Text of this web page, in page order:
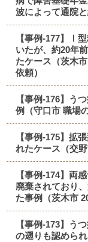
波によって通院と
【事例-177】Ⅰ
いたが、約20年
たケース（茨木
依頼）
【事例-176】う
例（守口市 職場
【事例-175】拡
れたケース（交野
【事例-174】両
廃棄されており
た事例（茨木市
【事例-173】う
の遡りも認めら